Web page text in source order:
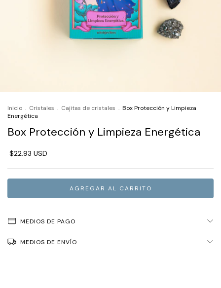
Inicio . Cristales . Cajitas de cristales . Box Protección y Limpieza
Energética
Box Protección y Limpieza Energética
$22.93 USD
MEDIOS DE PAGO
MEDIOS DE ENVÍO